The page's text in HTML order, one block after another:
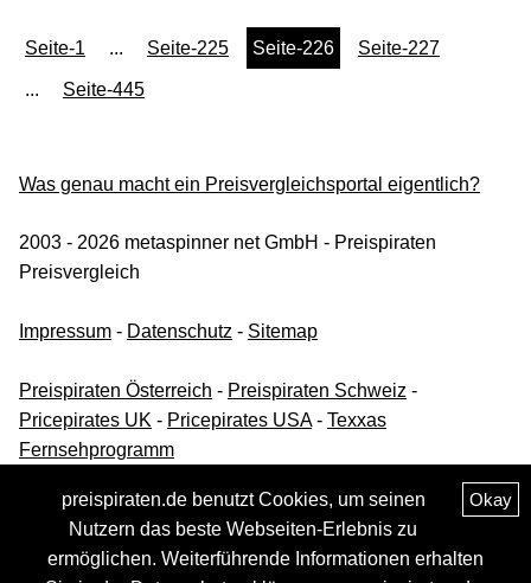
Seite-1 ... Seite-225 Seite-226 Seite-227
... Seite-445
Was genau macht ein Preisvergleichsportal eigentlich?
2003 - 2026 metaspinner net GmbH - Preispiraten
Preisvergleich
Impressum - Datenschutz - Sitemap
Preispiraten Österreich - Preispiraten Schweiz -
Pricepirates UK - Pricepirates USA- Texxas
Fernsehprogramm
Okay
preispiraten.de benutzt Cookies, um seinen
Nutzern das beste Webseiten-Erlebnis zu
ermöglichen. Weiterführende Informationen erhalten